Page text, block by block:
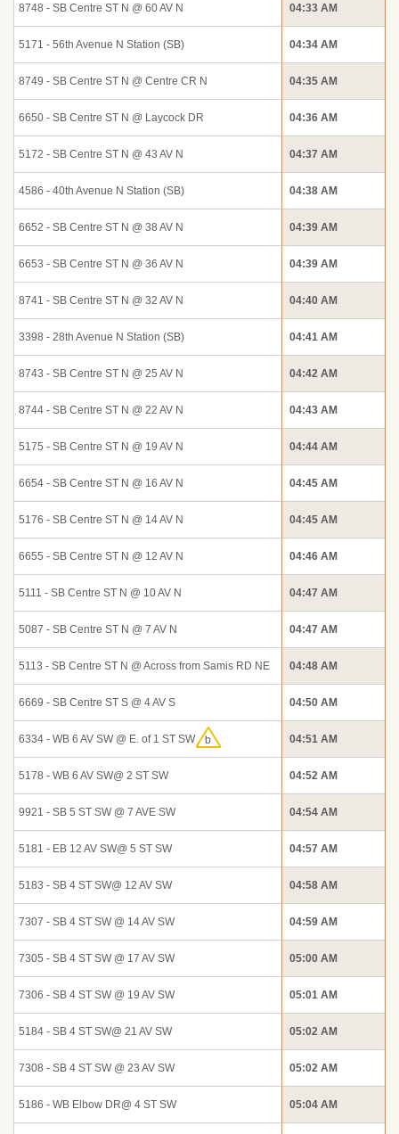
8748 - SB Centre ST N @ 60 AV N 04:33 AM
5171 - 56th Avenue N Station (SB) 04:34 AM
8749 - SB Centre ST N @ Centre CR N 04:35 AM
6650 - SB Centre ST N @ Laycock DR 04:36 AM
5172 - SB Centre ST N @ 43 AV N 04:37 AM
4586 - 40th Avenue N Station (SB) 04:38 AM
6652 - SB Centre ST N @ 38 AV N 04:39 AM
6653 - SB Centre ST N @ 36 AV N 04:39 AM
8741 - SB Centre ST N @ 32 AV N 04:40 AM
3398 - 28th Avenue N Station (SB) 04:41 AM
8743 - SB Centre ST N @ 25 AV N 04:42 AM
8744 - SB Centre ST N @ 22 AV N 04:43 AM
5175 - SB Centre ST N @ 19 AV N 04:44 AM
6654 - SB Centre ST N @ 16 AV N 04:45 AM
5176 - SB Centre ST N @ 14 AV N 04:45 AM
6655 - SB Centre ST N @ 12 AV N 04:46 AM
5111 - SB Centre ST N @ 10 AV N 04:47 AM
5087 - SB Centre ST N @ 7 AV N 04:47 AM
5113 - SB Centre ST N @ Across from Samis RD NE 04:48 AM
6669 - SB Centre ST S @ 4 AV S 04:50 AM
6334 - WB 6 AV SW @ E. of 1 ST SW b 04:51 AM
5178 - WB 6 AV SW@ 2 ST SW 04:52 AM
9921 - SB 5 ST SW @ 7 AVE SW 04:54 AM
5181 - EB 12 AV SW@ 5 ST SW 04:57 AM
5183 - SB 4 ST SW@ 12 AV SW 04:58 AM
7307 - SB 4 ST SW @ 14 AV SW 04:59 AM
7305 - SB 4 ST SW @ 17 AV SW 05:00 AM
7306 - SB 4 ST SW @ 19 AV SW 05:01 AM
5184 - SB 4 ST SW@ 21 AV SW 05:02 AM
7308 - SB 4 ST SW @ 23 AV SW 05:02 AM
5186 - WB Elbow DR@ 4 ST SW 05:04 AM